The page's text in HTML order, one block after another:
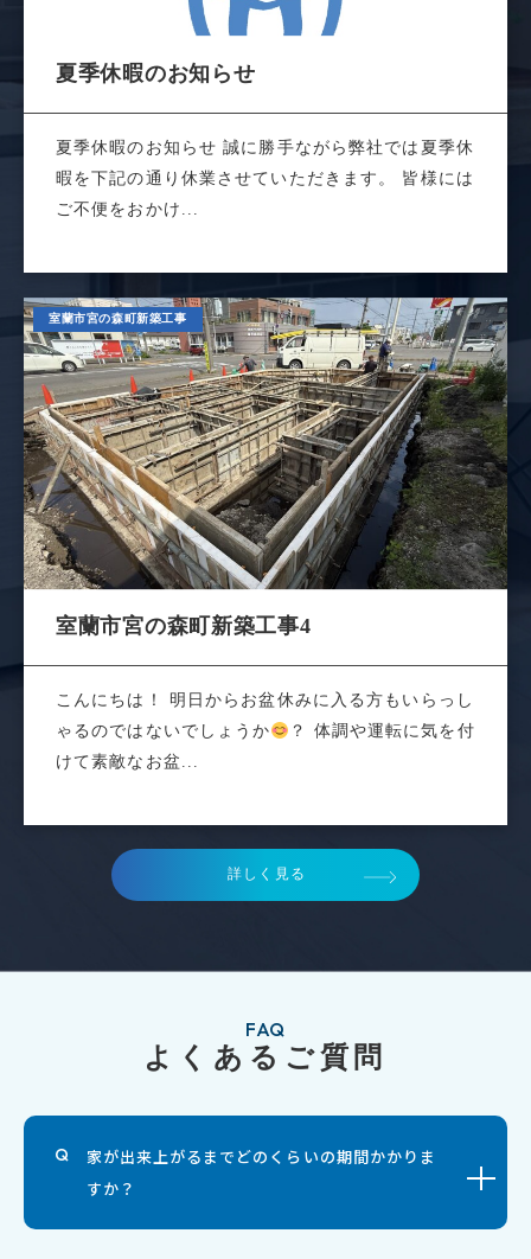
夏季休暇のお知らせ
夏季休暇のお知らせ 誠に勝手ながら弊社では夏季休
暇を下記の通り休業させていただきます。 皆様には
ご不便をおかけ...
室蘭市宮の森町新築工事
室蘭市宮の森町新築工事4
こんにちは！ 明日からお盆休みに入る方もいらっし
ゃるのではないでしょうか
？ 体調や運転に気を付
けて素敵なお盆...
詳しく見る
FAQ
よくあるご質問
家が出来上がるまでどのくらいの期間かかりま
すか？